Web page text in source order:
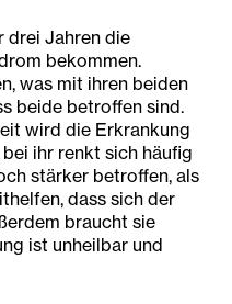
drei Jahren die
bekommen.
was mit ihren beiden
beide betroffen sind.
wird die Erkrankung
ihr renkt sich häufig
stärker betroffen, als
dass sich der
braucht sie
ist unheilbar und